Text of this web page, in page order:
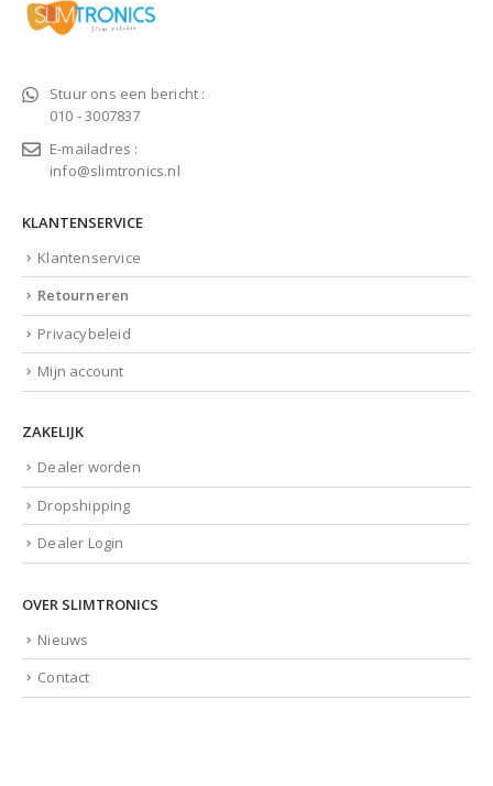
Stuur ons een bericht :
010 - 3007837
E-mailadres :
info@slimtronics.nl
KLANTENSERVICE
Klantenservice
Retourneren
Privacybeleid
Mijn account
ZAKELIJK
Dealer worden
Dropshipping
Dealer Login
OVER SLIMTRONICS
Nieuws
Contact